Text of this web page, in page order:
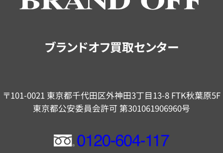
ブランドオフ買取センター
〒101-0021 東京都千代田区外神田3丁目13-8 FTK秋葉原5F
東京都公安委員会許可 第301061906960号
フ